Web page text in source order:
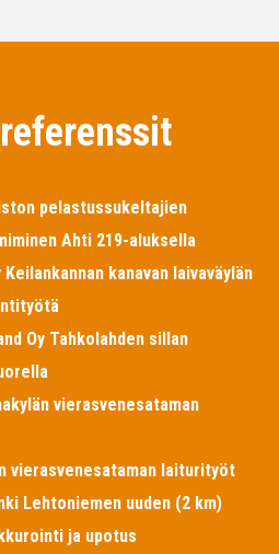
pelastussukeltajien
Ahti 219-aluksella
Keilankannan kanavan laivaväylän
Oy Tahkolahden sillan
vierasvenesataman
vierasvenesataman laiturityöt
Lehtoniemen uuden (2 km)
ja upotus